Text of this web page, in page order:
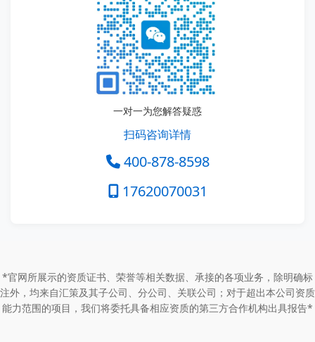
一对一为您解答疑惑
扫码咨询详情
400-878-8598
17620070031
*官网所展示的资质证书、荣誉等相关数据、承接的各项业务，除明确标
注外，均来自汇策及其子公司、分公司、关联公司；对于超出本公司资质
能力范围的项目，我们将委托具备相应资质的第三方合作机构出具报告*